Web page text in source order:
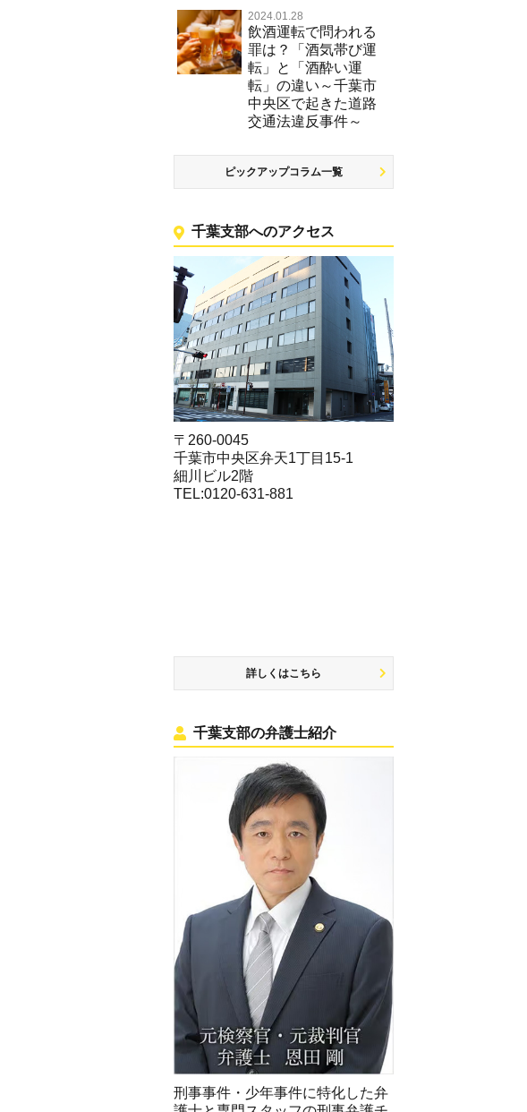
2024.01.28
飲酒運転で問われる
罪は？「酒気帯び運
転」と「酒酔い運
転」の違い～千葉市
中央区で起きた道路
交通法違反事件～
ピックアップコラム一覧
千葉支部へのアクセス
〒260-0045
千葉市中央区弁天1丁目15-1
細川ビル2階
TEL:0120-631-881
詳しくはこちら
千葉支部の弁護士紹介
刑事事件・少年事件に特化した弁